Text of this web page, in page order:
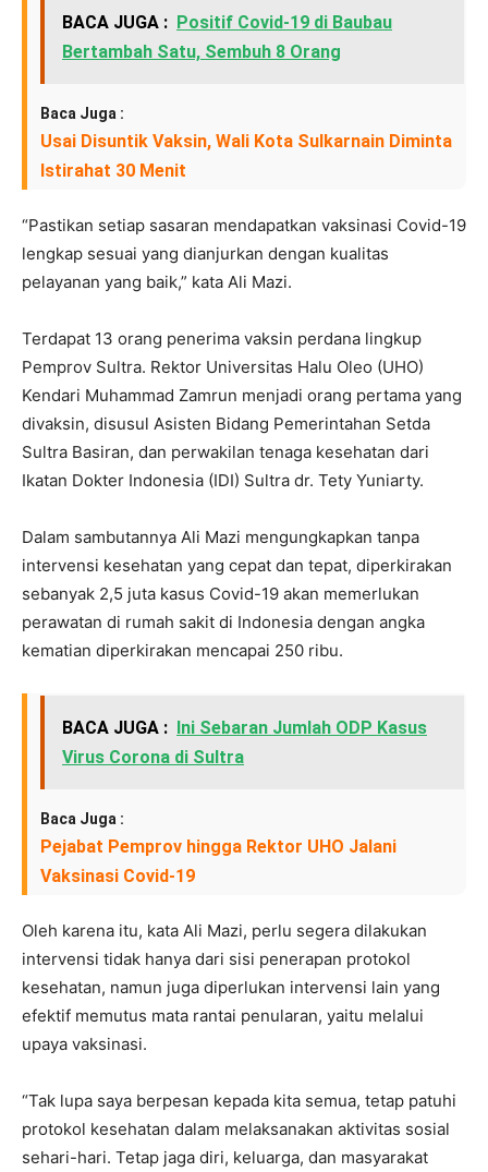
BACA JUGA : Positif Covid-19 di Baubau
Bertambah Satu, Sembuh 8 Orang
Baca Juga :
Usai Disuntik Vaksin, Wali Kota Sulkarnain Diminta
Istirahat 30 Menit
“Pastikan setiap sasaran mendapatkan vaksinasi Covid-19
lengkap sesuai yang dianjurkan dengan kualitas
pelayanan yang baik,” kata Ali Mazi.
Terdapat 13 orang penerima vaksin perdana lingkup
Pemprov Sultra. Rektor Universitas Halu Oleo (UHO)
Kendari Muhammad Zamrun menjadi orang pertama yang
divaksin, disusul Asisten Bidang Pemerintahan Setda
Sultra Basiran, dan perwakilan tenaga kesehatan dari
Ikatan Dokter Indonesia (IDI) Sultra dr. Tety Yuniarty.
Dalam sambutannya Ali Mazi mengungkapkan tanpa
intervensi kesehatan yang cepat dan tepat, diperkirakan
sebanyak 2,5 juta kasus Covid-19 akan memerlukan
perawatan di rumah sakit di Indonesia dengan angka
kematian diperkirakan mencapai 250 ribu.
BACA JUGA : Ini Sebaran Jumlah ODP Kasus
Virus Corona di Sultra
Baca Juga :
Pejabat Pemprov hingga Rektor UHO Jalani
Vaksinasi Covid-19
Oleh karena itu, kata Ali Mazi, perlu segera dilakukan
intervensi tidak hanya dari sisi penerapan protokol
kesehatan, namun juga diperlukan intervensi lain yang
efektif memutus mata rantai penularan, yaitu melalui
upaya vaksinasi.
“Tak lupa saya berpesan kepada kita semua, tetap patuhi
protokol kesehatan dalam melaksanakan aktivitas sosial
sehari-hari. Tetap jaga diri, keluarga, dan masyarakat